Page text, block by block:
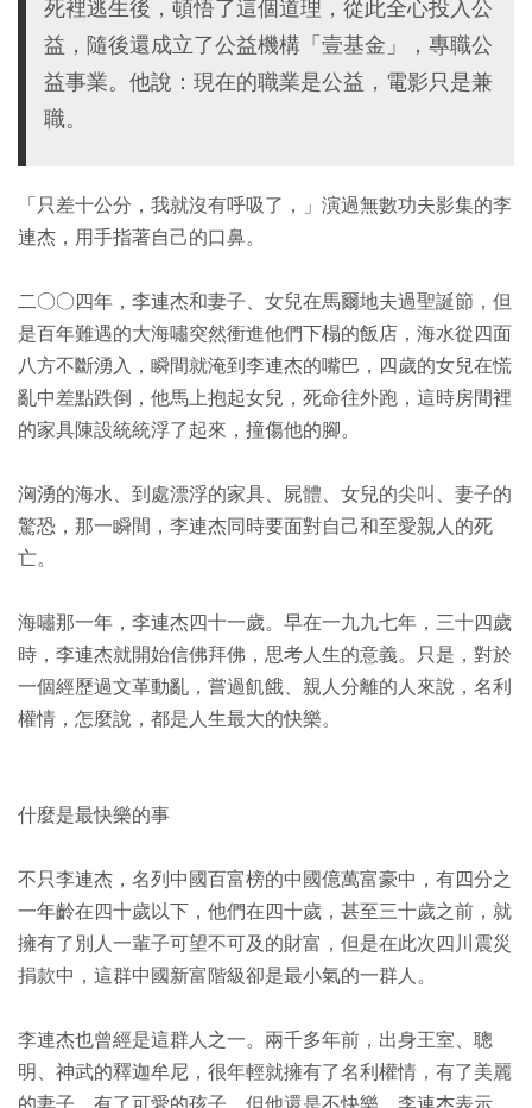
死裡逃生後，頓悟了這個道理，從此全心投入公
益，隨後還成立了公益機構「壹基金」，專職公
益事業。他說：現在的職業是公益，電影只是兼
職。
「只差十公分，我就沒有呼吸了，」演過無數功夫影集的李
連杰，用手指著自己的口鼻。
二○○四年，李連杰和妻子、女兒在馬爾地夫過聖誕節，但
是百年難遇的大海嘯突然衝進他們下榻的飯店，海水從四面
八方不斷湧入，瞬間就淹到李連杰的嘴巴，四歲的女兒在慌
亂中差點跌倒，他馬上抱起女兒，死命往外跑，這時房間裡
的家具陳設統統浮了起來，撞傷他的腳。
洶湧的海水、到處漂浮的家具、屍體、女兒的尖叫、妻子的
驚恐，那一瞬間，李連杰同時要面對自己和至愛親人的死
亡。
海嘯那一年，李連杰四十一歲。早在一九九七年，三十四歲
時，李連杰就開始信佛拜佛，思考人生的意義。只是，對於
一個經歷過文革動亂，嘗過飢餓、親人分離的人來說，名利
權情，怎麼說，都是人生最大的快樂。
什麼是最快樂的事
不只李連杰，名列中國百富榜的中國億萬富豪中，有四分之
一年齡在四十歲以下，他們在四十歲，甚至三十歲之前，就
擁有了別人一輩子可望不可及的財富，但是在此次四川震災
捐款中，這群中國新富階級卻是最小氣的一群人。
李連杰也曾經是這群人之一。兩千多年前，出身王室、聰
明、神武的釋迦牟尼，很年輕就擁有了名利權情，有了美麗